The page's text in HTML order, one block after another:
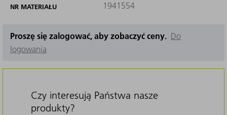
NR MATERIAŁU 1941554
Proszę się zalogować, aby zobaczyć ceny. Do
logowania
Czy interesują Państwa nasze
produkty?